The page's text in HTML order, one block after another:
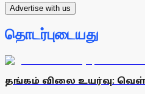
Advertise with us
தொடர்புடையது
தங்கம் விலை உயர்வு: